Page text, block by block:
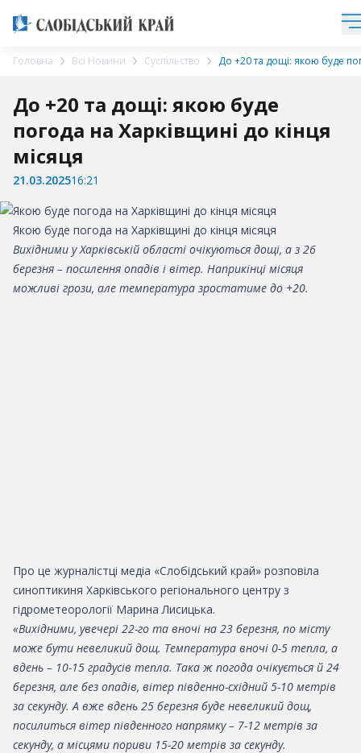
Головна Всі Новини Суспільство До +20 та дощі: якою буде
До +20 та дощі: якою буде
погода на Харківщині до кінця
місяця
21.03.202516:21
Якою буде погода на Харківщині до кінця місяця
Вихідними у Харківській області очікуються дощі, а з 26
березня – посилення опадів і вітер. Наприкінці місяця
можливі грози, але температура зростатиме до +20.
Про це журналістці медіа «Слобідський край» розповіла
синоптикиня Харківського регіонального центру з
гідрометеорології Марина Лисицька.
«Вихідними, увечері 22-го та вночі на 23 березня, по місту
може бути невеликий дощ. Температура вночі 0-5 тепла, а
вдень – 10-15 градусів тепла. Така ж погода очікується й 24
березня, але без опадів, вітер південно-східний 5-10 метрів
за секунду. А вже вдень 25 березня буде невеликий дощ,
посилиться вітер південного напрямку – 7-12 метрів за
секунду, а місцями пориви 15-20 метрів за секунду.